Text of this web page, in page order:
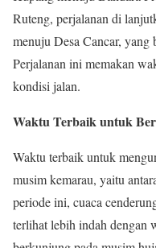
Ruteng, perjalanan di
menuju Desa Cancar, yang
Perjalanan ini memakan
kondisi jalan.
Waktu Terbaik untuk
Waktu terbaik untuk
musim kemarau, yaitu
periode ini, cuaca
terlihat lebih indah dengan